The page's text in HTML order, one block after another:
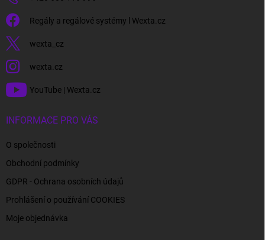
Regály a regálové systémy l Wexta.cz
wexta_cz
wexta.cz
YouTube | Wexta.cz
INFORMACE PRO VÁS
O společnosti
Obchodní podmínky
GDPR - Ochrana osobních údajů
Prohlášení o používání COOKIES
Moje objednávka